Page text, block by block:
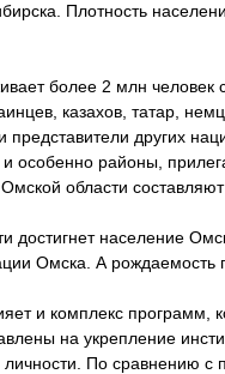
Плотность
более 2 млн
казахов, татар,
других
и особенно районы,
области составляют
достигнет население
Омска. А рождаемость
и комплекс программ,
на укрепление
личности. По сравнению